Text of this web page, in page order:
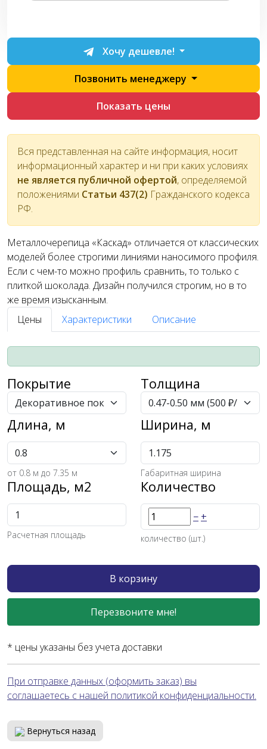
Хочу дешевле!
Позвонить менеджеру
Показать цены
Вся представленная на сайте информация, носит
информационный характер и ни при каких условиях
не является публичной офертой, определяемой
положениями Статьи 437(2) Гражданского кодекса
РФ.
Металлочерепица «Каскад» отличается от классических
моделей более строгими линиями наносимого профиля.
Если с чем-то можно профиль сравнить, то только с
плиткой шоколада. Дизайн получился строгим, но в то
же время изысканным.
Цены
Характеристики Описание
Покрытие Толщина
Длина, м
от 0.8 м до 7.35 м
Ширина, м
Габаритная ширина
Площадь, м2
Расчетная площадь
Количество
− +
количество (шт.)
В корзину
Перезвоните мне!
* цены указаны без учета доставки
При отправке данных (оформить заказ) вы
соглашаетесь с нашей политикой конфиденциальности.
Вернуться назад